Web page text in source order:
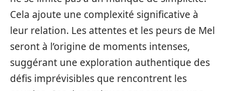
Cela ajoute une complexité significative à
leur relation. Les attentes et les peurs de Mel
seront à l’origine de moments intenses,
suggérant une exploration authentique des
défis imprévisibles que rencontrent les